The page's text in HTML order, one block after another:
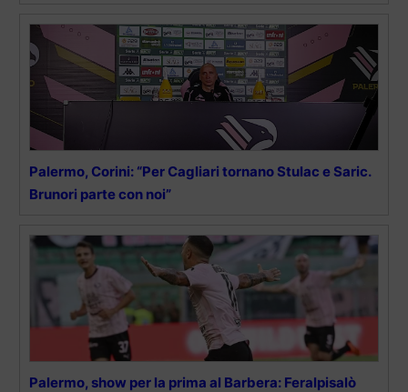
Palermo, Corini: “Per Cagliari tornano Stulac e Saric.
Brunori parte con noi”
Palermo, show per la prima al Barbera: Feralpisalò